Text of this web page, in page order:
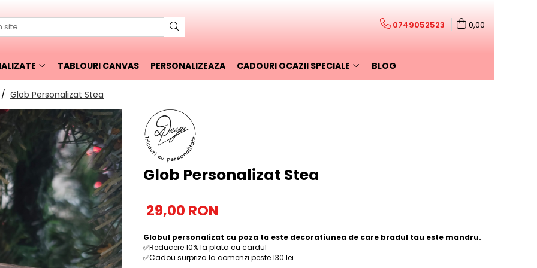
0749052523 0,00
TABLOURI CANVAS PERSONALIZEAZA CADOURI OCAZII SPECIALE BLOG
/ Glob Personalizat Stea
Glob Personalizat Stea
29,00 RON
Globul personalizat cu poza ta este decoratiunea de care bradul tau este mandru.
✅Reducere 10% la plata cu cardul
✅Cadou surpriza la comenzi peste 130 lei